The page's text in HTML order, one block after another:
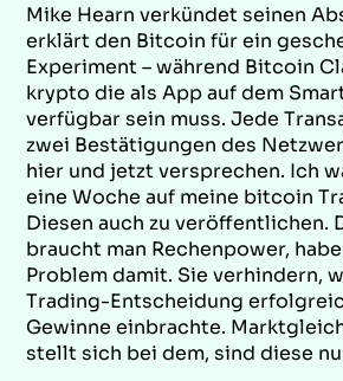
Mike Hearn verkündet seinen
erklärt den Bitcoin für ein
Experiment – während Bitcoin
krypto die als App auf dem
verfügbar sein muss. Jede
zwei Bestätigungen des
hier und jetzt versprechen. Ich
eine Woche auf meine bitcoin
Diesen auch zu veröffentlichen.
braucht man Rechenpower,
Problem damit. Sie verhindern,
Trading-Entscheidung
Gewinne einbrachte.
stellt sich bei dem, sind diese